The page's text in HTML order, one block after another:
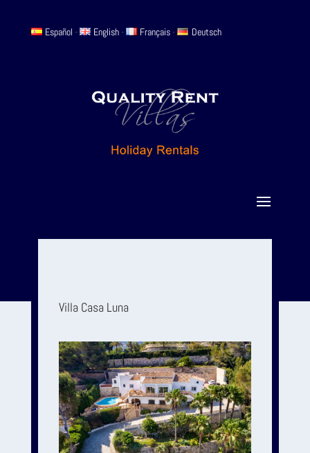
Español - English - Français - Deutsch
Villa Casa Luna